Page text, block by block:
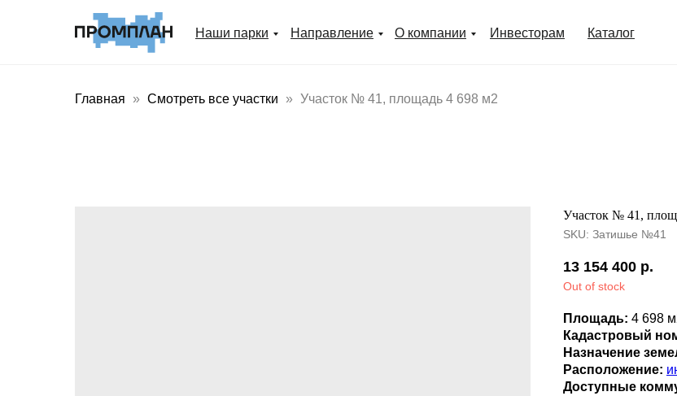
Инвесторам Каталог
О компании
Направление
Наши парки
Главная Смотреть все участки Участок № 41, площадь 4 698 м2
Участок № 41,
SKU: Затишье №41
13 154 400 р.
Out of stock
Площадь: 4 698
Кадастровый
Назначение
Расположение:
Доступные